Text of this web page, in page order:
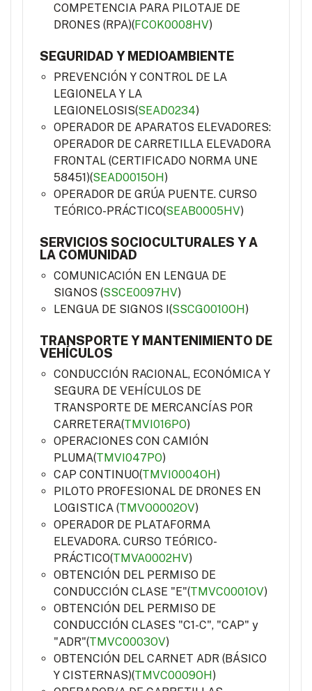
COMPETENCIA PARA PILOTAJE DE
DRONES (RPA)(FCOK0008HV)
SEGURIDAD Y MEDIOAMBIENTE
PREVENCIÓN Y CONTROL DE LA
LEGIONELA Y LA
LEGIONELOSIS(SEAD0234)
OPERADOR DE APARATOS ELEVADORES:
OPERADOR DE CARRETILLA ELEVADORA
FRONTAL (CERTIFICADO NORMA UNE
58451)(SEAD0015OH)
OPERADOR DE GRÚA PUENTE. CURSO
TEÓRICO-PRÁCTICO(SEAB0005HV)
SERVICIOS SOCIOCULTURALES Y A
LA COMUNIDAD
COMUNICACIÓN EN LENGUA DE
SIGNOS (SSCE0097HV)
LENGUA DE SIGNOS I(SSCG0010OH)
TRANSPORTE Y MANTENIMIENTO DE
VEHÍCULOS
CONDUCCIÓN RACIONAL, ECONÓMICA Y
SEGURA DE VEHÍCULOS DE
TRANSPORTE DE MERCANCÍAS POR
CARRETERA(TMVI016PO)
OPERACIONES CON CAMIÓN
PLUMA(TMVI047PO)
CAP CONTINUO(TMVI0004OH)
PILOTO PROFESIONAL DE DRONES EN
LOGISTICA (TMVO0002OV)
OPERADOR DE PLATAFORMA
ELEVADORA. CURSO TEÓRICO-
PRÁCTICO(TMVA0002HV)
OBTENCIÓN DEL PERMISO DE
CONDUCCIÓN CLASE "E"(TMVC0001OV)
OBTENCIÓN DEL PERMISO DE
CONDUCCIÓN CLASES "C1-C", "CAP" y
"ADR"(TMVC0003OV)
OBTENCIÓN DEL CARNET ADR (BÁSICO
Y CISTERNAS)(TMVC0009OH)